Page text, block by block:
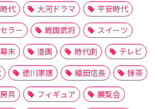
代 大河ドラマ
平安時代
ラー 戦国武将
スイーツ
幕末 漫画 時代劇
テレビ
徳川家康 織田信長
抹茶
具 フィギュア
展覧会